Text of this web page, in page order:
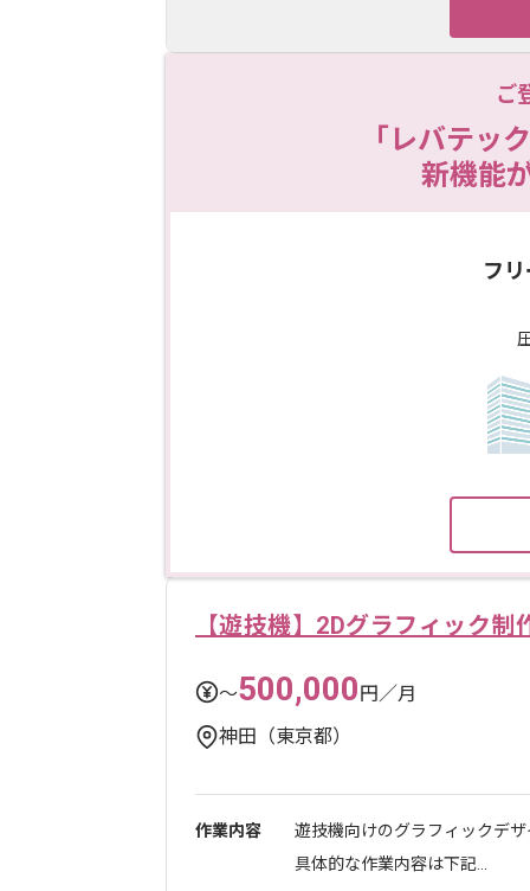
ご
「レバテッ
新機能
フ
【遊技機】2Dグラフィック制
〜500,000円／月
神田（東京都）
作業内容
遊技機向けのグラフィックデ
具体的な作業内容は下記...